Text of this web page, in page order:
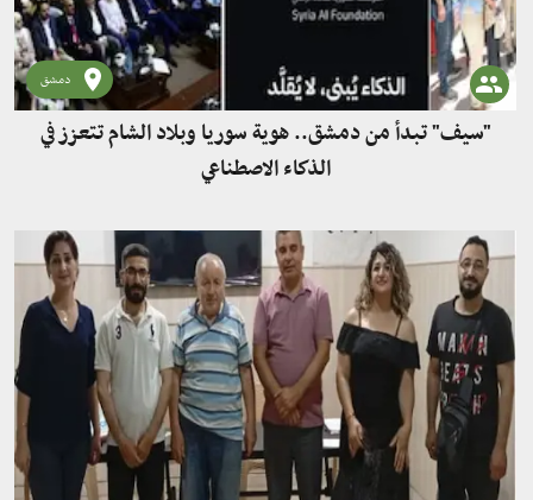
دمشق
"سيف" تبدأ من دمشق.. هوية سوريا وبلاد الشام تتعزز في
الذكاء الاصطناعي